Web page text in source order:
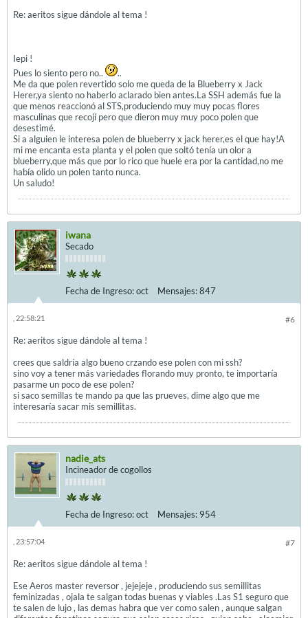
Re: aeritos sigue dándole al tema !
Iepi !
Pues lo siento pero no..
..
Me da que polen revertido solo me queda de la Blueberry x Jack
Herer,ya siento no haberlo aclarado bien antes.La SSH además fue la
que menos reaccionó al STS,produciendo muy muy pocas flores
masculinas que recojí pero que dieron muy muy poco polen que
desestimé.
Si a alguien le interesa polen de blueberry x jack herer,es el que hay!A
mi me encanta esta planta y el polen que soltó tenía un olor a
blueberry,que más que por lo rico que huele era por la cantidad,no me
había olido un polen tanto nunca.
Un saludo!
iwana
Secado
Fecha de Ingreso:oct Mensajes:847
#6
, 22:58:21
Re: aeritos sigue dándole al tema !
crees que saldría algo bueno crzando ese polen con mi ssh?
sino voy a tener más variedades florando muy pronto, te importaría
pasarme un poco de ese polen?
si saco semillas te mando pa que las prueves, dime algo que me
interesaría sacar mis semillitas.
nadie_ats
Incineador de cogollos
Fecha de Ingreso:oct Mensajes: 954
#7
, 23:57:04
Re: aeritos sigue dándole al tema !
Ese Aeros master reversor , jejejeje , produciendo sus semillitas
feminizadas , ojala te salgan todas buenas y viables .Las S1 seguro que
te salen de lujo , las demas habra que ver como salen , aunque salgan